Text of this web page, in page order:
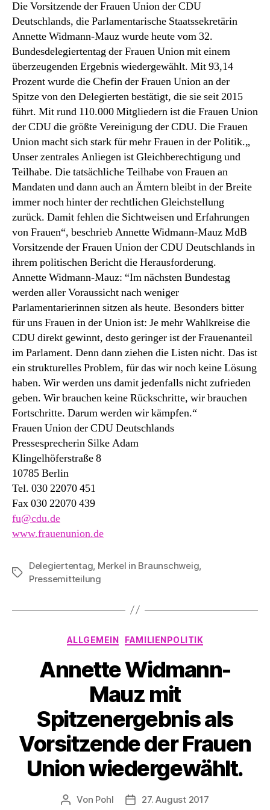
Die Vorsitzende der Frauen Union der CDU
Deutschlands, die Parlamentarische Staatssekretärin
Annette Widmann-Mauz wurde heute vom 32.
Bundesdelegiertentag der Frauen Union mit einem
überzeugenden Ergebnis wiedergewählt. Mit 93,14
Prozent wurde die Chefin der Frauen Union an der
Spitze von den Delegierten bestätigt, die sie seit 2015
führt. Mit rund 110.000 Mitgliedern ist die Frauen Union
der CDU die größte Vereinigung der CDU. Die Frauen
Union macht sich stark für mehr Frauen in der Politik.„
Unser zentrales Anliegen ist Gleichberechtigung und
Teilhabe. Die tatsächliche Teilhabe von Frauen an
Mandaten und dann auch an Ämtern bleibt in der Breite
immer noch hinter der rechtlichen Gleichstellung
zurück. Damit fehlen die Sichtweisen und Erfahrungen
von Frauen“, beschrieb Annette Widmann-Mauz MdB
Vorsitzende der Frauen Union der CDU Deutschlands in
ihrem politischen Bericht die Herausforderung.
Annette Widmann-Mauz: “Im nächsten Bundestag
werden aller Voraussicht nach weniger
Parlamentarierinnen sitzen als heute. Besonders bitter
für uns Frauen in der Union ist: Je mehr Wahlkreise die
CDU direkt gewinnt, desto geringer ist der Frauenanteil
im Parlament. Denn dann ziehen die Listen nicht. Das ist
ein strukturelles Problem, für das wir noch keine Lösung
haben. Wir werden uns damit jedenfalls nicht zufrieden
geben. Wir brauchen keine Rückschritte, wir brauchen
Fortschritte. Darum werden wir kämpfen.“
Frauen Union der CDU Deutschlands
Pressesprecherin Silke Adam
Klingelhöferstraße 8
10785 Berlin
Tel. 030 22070 451
Fax 030 22070 439
fu@cdu.de
www.frauenunion.de
Schlagwörter
Delegiertentag Merkel in Braunschweig
Pressemitteilung
Kategorien
ALLGEMEIN FAMILIENPOLITIK
Annette Widmann-
Mauz mit
Spitzenergebnis als
Vorsitzende der Frauen
Union wiedergewählt.
Beitragsautor
Von Pohl Beitragsdatum
27. August 2017